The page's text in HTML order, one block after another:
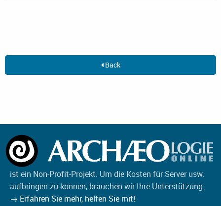
Back
ist ein Non-Profit-Projekt. Um die Kosten für Server usw.
aufbringen zu können, brauchen wir Ihre Unterstützung.
→ Erfahren Sie mehr, helfen Sie mit!